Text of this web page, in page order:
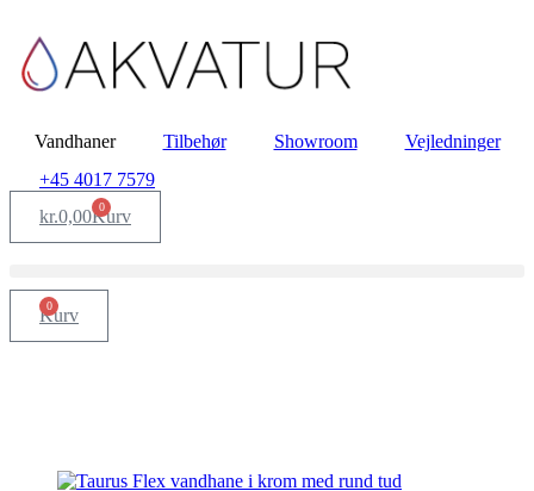
Vandhaner Tilbehør Showroom
Vejledninger
+45 4017 7579
kr.0,00 0
Kurv
0
Kurv